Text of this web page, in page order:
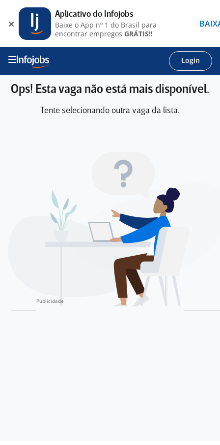
Login
Ops! Esta vaga não está mais disponível.
Tente selecionando outra vaga da lista.
Aplicativo do Infojobs
Baixe o App nº 1 do Brasil para
encontrar empregos GRÁTIS!!